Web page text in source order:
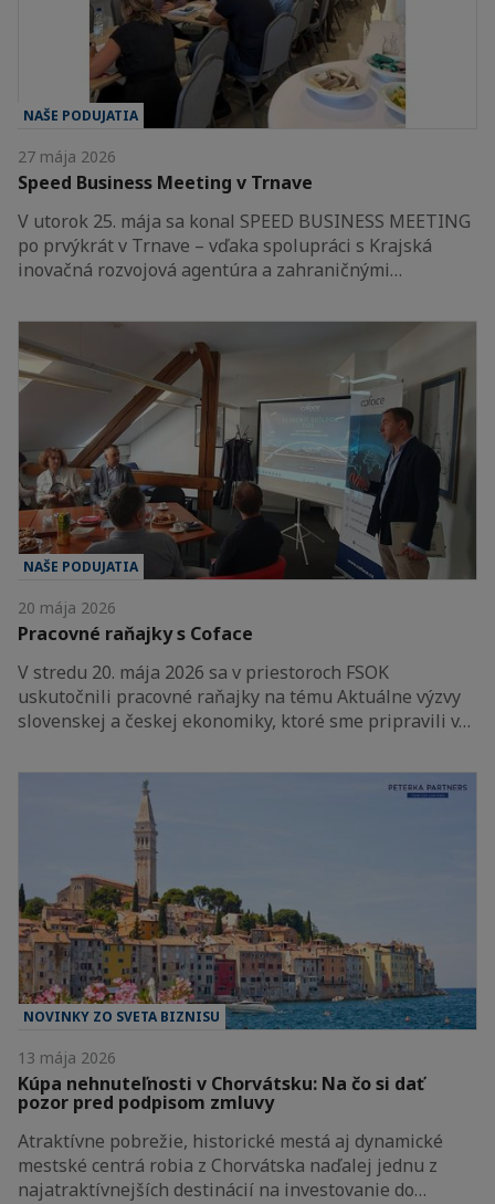
NAŠE PODUJATIA
27 mája 2026
Speed Business Meeting v Trnave
V utorok 25. mája sa konal SPEED BUSINESS MEETING
po prvýkrát v Trnave – vďaka spolupráci s Krajská
inovačná rozvojová agentúra a zahraničnými…
NAŠE PODUJATIA
20 mája 2026
Pracovné raňajky s Coface
V stredu 20. mája 2026 sa v priestoroch FSOK
uskutočnili pracovné raňajky na tému Aktuálne výzvy
slovenskej a českej ekonomiky, ktoré sme pripravili v…
NOVINKY ZO SVETA BIZNISU
13 mája 2026
Kúpa nehnuteľnosti v Chorvátsku: Na čo si dať
pozor pred podpisom zmluvy
Atraktívne pobrežie, historické mestá aj dynamické
mestské centrá robia z Chorvátska naďalej jednu z
najatraktívnejších destinácií na investovanie do…